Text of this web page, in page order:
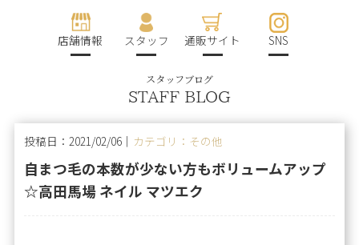
店舗情報 スタッフ 通販サイト SNS
スタッフブログ
STAFF BLOG
投稿日：2021/02/06｜ カテゴリ：その他
自まつ毛の本数が少ない方もボリュームアップ
☆高田馬場 ネイル マツエク